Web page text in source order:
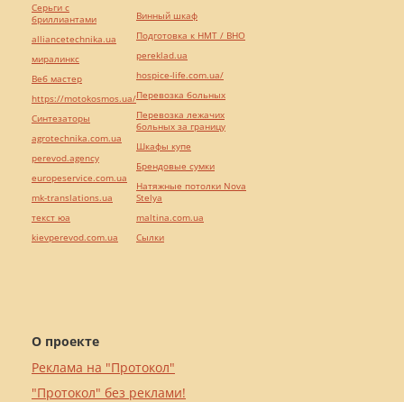
О проекте
Реклама на "Протокол"
"Протокол" без реклами!
Серьги с
бриллиантами
alliancetechnika.ua
миралинкс
Веб мастер
https://motokosmos.ua/
Синтезаторы
agrotechnika.com.ua
perevod.agency
europeservice.com.ua
mk-translations.ua
текст юа
kievperevod.com.ua
Винный шкаф
Подготовка к НМТ / ВНО
pereklad.ua
hospice-life.com.ua/
Перевозка больных
Перевозка лежачих
больных за границу
Шкафы купе
Брендовые сумки
Натяжные потолки Nova
Stelya
maltina.com.ua
Cылки